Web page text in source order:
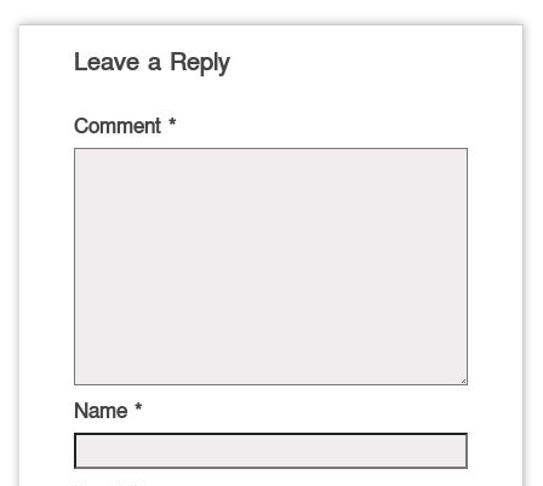
Leave a Reply
Comment *
Name *